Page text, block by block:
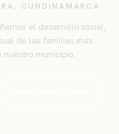
CUNDINAMARCA
el desarrollo social,
de las familias más
municipio.